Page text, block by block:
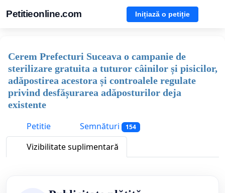
Petitieonline.com Inițiază o petiție
Cerem Prefecturi Suceava o campanie de
sterilizare gratuita a tuturor câinilor și pisicilor,
adăpostirea acestora și controalele regulate
privind desfășurarea adăposturilor deja
existente
Petitie
Semnături 154
Vizibilitate suplimentară